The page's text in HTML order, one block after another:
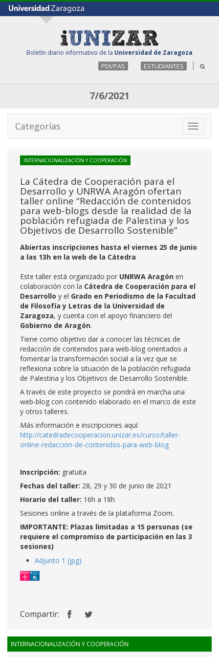
Boletín diario informativo de la Universidad de Zaragoza
PDI/PAS ESTUDIANTES
7/6/2021
Toggle
Categorías
INTERNACIONALIZACIÓN Y COOPERACIÓN
La Cátedra de Cooperación para el
Desarrollo y UNRWA Aragón ofertan
taller online “Redacción de contenidos
para web-blogs desde la realidad de la
población refugiada de Palestina y los
Objetivos de Desarrollo Sostenible”
Abiertas inscripciones hasta el viernes 25 de junio
a las 13h en la web de la Cátedra
Este taller está organizado por UNRWA Aragón en
colaboración con la Cátedra de Cooperación para el
Desarrollo y el Grado en Periodismo de la Facultad
de Filosofía y Letras de la Universidad de
Zaragoza, y cuenta con el apoyo financiero del
Gobierno de Aragón.
Tiene como objetivo dar a conocer las técnicas de
redacción de contenidos para web-blog orientados a
fomentar la transformación social a la vez que se
reflexiona sobre la situación de la población refugiada
de Palestina y los Objetivos de Desarrollo Sostenible.
A través de este proyecto se pondrá en marcha una
web-blog con contenido elaborado en el marco de este
y otros talleres.
Más información e inscripciones aquí:
http://catedradecooperacion.unizar.es/curso/taller-
online-redaccion-de-contenidos-para-web-blog
Inscripción: gratuita
Fechas del taller: 28, 29 y 30 de junio de 2021
Horario del taller: 16h a 18h
Sesiones online a través de la plataforma Zoom.
IMPORTANTE: Plazas limitadas a 15 personas (se
requiere el compromiso de participación en las 3
sesiones)
Adjunto 1 (jpg)
Compartir:
INTERNACIONALIZACIÓN Y COOPERACIÓN